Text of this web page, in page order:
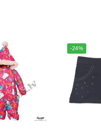
-24%